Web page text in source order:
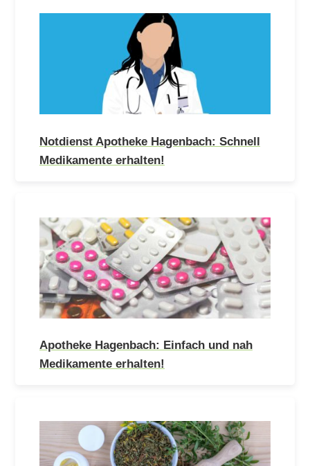
Notdienst Apotheke Hagenbach: Schnell
Medikamente erhalten!
Apotheke Hagenbach: Einfach und nah
Medikamente erhalten!